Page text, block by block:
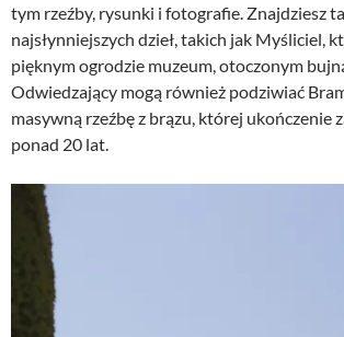
n
a
w
y
n
a
w
y
n
o
tym rzeźby, rysunki i fotografie. Znajdziesz
najsłynniejszych dzieł, takich jak Myśliciel,
pięknym ogrodzie muzeum, otoczonym
Odwiedzający mogą również podziwiać
masywną rzeźbę z brązu, której ukończenie
ponad 20 lat.